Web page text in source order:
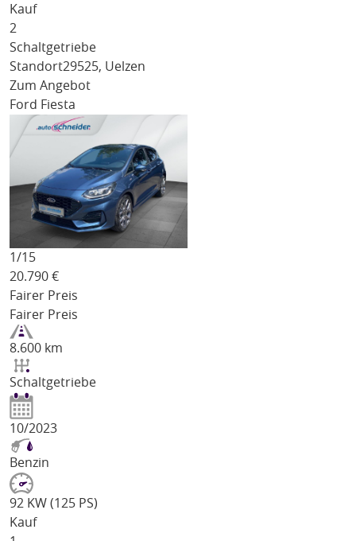
Kauf
2
Schaltgetriebe
Standort29525, Uelzen
Zum Angebot
Ford Fiesta
1/15
20.790 €
Fairer Preis
Fairer Preis
8.600 km
Schaltgetriebe
10/2023
Benzin
92 KW (125 PS)
Kauf